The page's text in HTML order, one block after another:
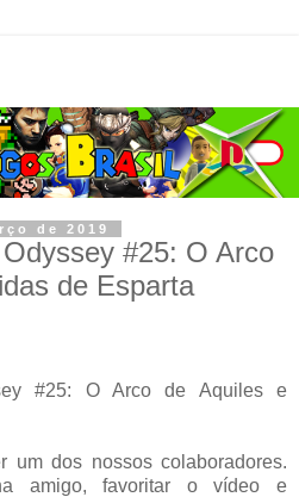
de 2019
#25: O Arco
de Esparta
#25: O Arco de Aquiles e
um dos nossos colaboradores.
amigo, favoritar o vídeo e